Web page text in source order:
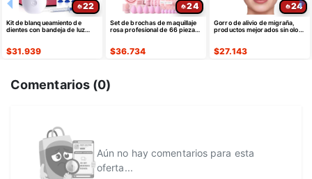
22
Kit de blanqueamiento de
dientes con bandeja de luz
$31.939
24
Set de brochas de maquillaje
rosa profesional de 66 piezas
$36.734
24
Gorro de alivio de migraña,
productos mejorados sin olor
$27.143
Comentarios (0)
Aún no hay comentarios para esta
oferta...